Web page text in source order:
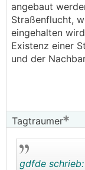
angebaut
Straßenflucht,
eingehalten
Existenz einer
und der
Tagtraumer
gdfde schrieb: